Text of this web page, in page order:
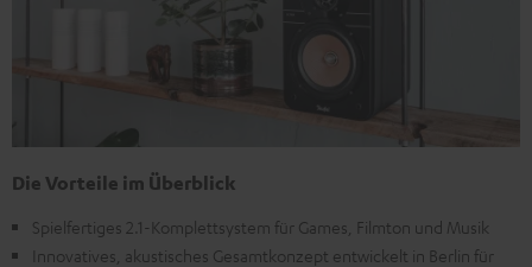
Die Vorteile im Überblick
Spielfertiges 2.1-Komplettsystem für Games, Filmton und Musik
Innovatives, akustisches Gesamtkonzept entwickelt in Berlin für